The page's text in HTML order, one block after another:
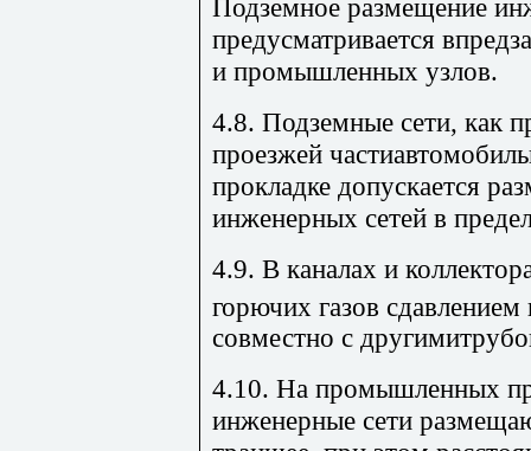
Подземное размещение
предусматривается
и промышленных узлов.
4.8. Подземные сети, как
проезжей
прокладке допускается
инженерных сетей в
4.9. В каналах и
горючих газов
совместно с
4.10. На промышленных
инженерные сети